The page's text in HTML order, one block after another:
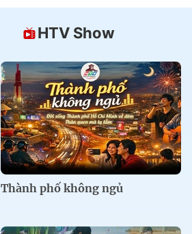
HTV Show
Thành phố không ngủ